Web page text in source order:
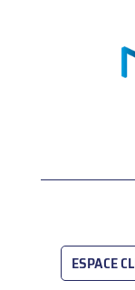
ESPACE